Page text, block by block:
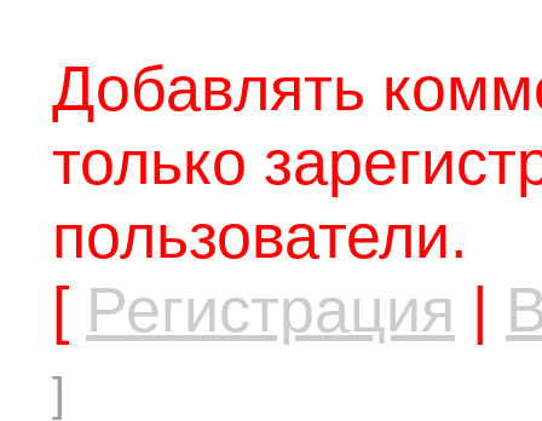
Добавлять
только
пользователи.
[ Регистрация |
]